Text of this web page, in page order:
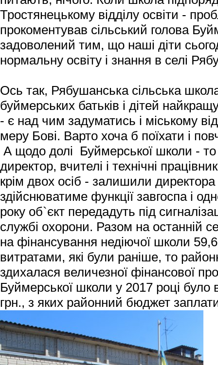
Тростянецькому відділу освіти -
прокоментував сільський голова
задоволений тим, що наші діти
нормальну освіту і знання в селі
Ось так, Рябушанська сільська
буймерських батьків і дітей
- є над чим задуматись і міському
меру Бові. Варто хоча б поїхати і
А щодо долі Буймерської школи - то
директор, вчителі і технічні
крім двох осіб - залишили директора
здійснюватиме функції завгоспа і
року об`єкт передадуть під
службі охорони. Разом на останній
на фінансування недіючої школи
витратами, які були раніше, то
здихалася величезної фінансової
Буймерської школи у 2017 році
грн., з яких районний бюджет